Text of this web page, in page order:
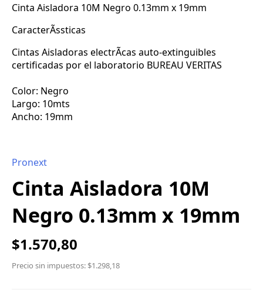
Cinta Aisladora 10M Negro 0.13mm x 19mm
CaracterÃ­ssticas
Cintas Aisladoras electrÃ­cas auto-extinguibles
certificadas por el laboratorio BUREAU VERITAS
Color: Negro
Largo: 10mts
Ancho: 19mm
Pronext
Cinta Aisladora 10M
Negro 0.13mm x 19mm
$1.570,80
Precio sin impuestos: $1.298,18